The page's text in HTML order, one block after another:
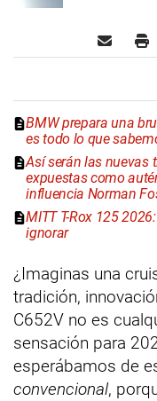
BMW prepara una
es todo lo que
Así serán las nuevas
expuestas como
influencia Norman
MITT T-Rox 125
ignorar
¿Imaginas una
tradición,
C652V no es
sensación para
esperábamos de
convencional,